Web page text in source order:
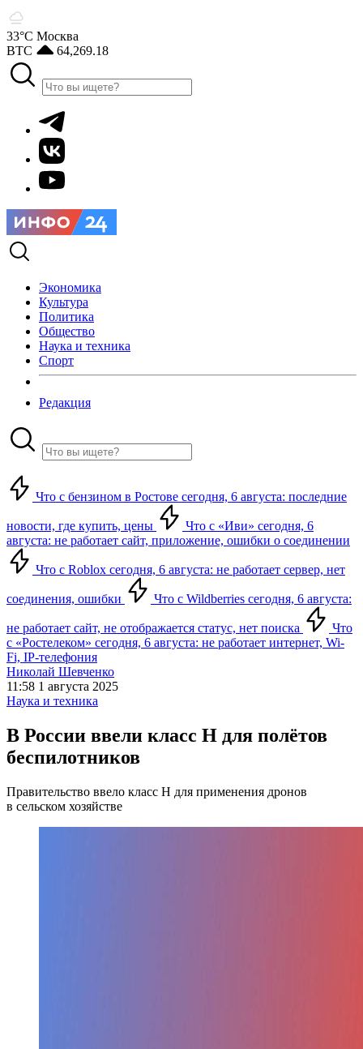
33°С Москва
BTC
64,269.18
Экономика
Культура
Политика
Общество
Наука и техника
Спорт
Редакция
Что с бензином в Ростове сегодня, 6 августа: последние
новости, где купить, цены
Что с «Иви» сегодня, 6
августа: не работает сайт, приложение, ошибки о соединении
Что с Roblox сегодня, 6 августа: не работает сервер, нет
соединения, ошибки Что с Wildberries сегодня, 6 августа:
не работает сайт, не отображается статус, нет поиска
Что
с «Ростелеком» сегодня, 6 августа: не работает интернет, Wi-
Fi, IP-телефония
Николай Шевченко
11:58 1 августа 2025
Наука и техника
В России ввели класс H для полётов
беспилотников
Правительство ввело класс Н для применения дронов
в сельском хозяйстве